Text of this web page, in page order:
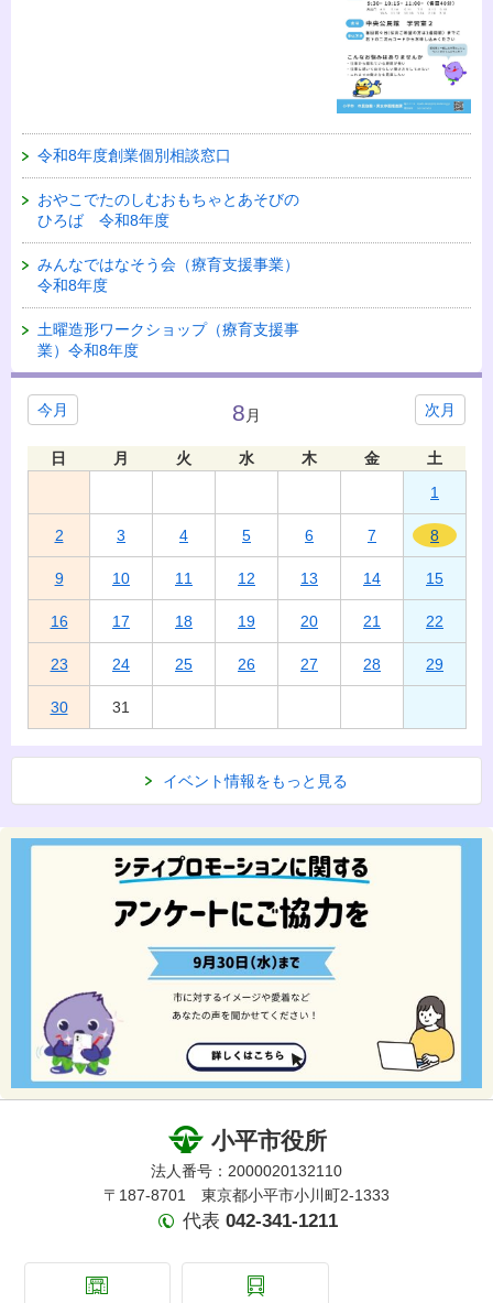
令和8年度創業個別相談窓口
おやこでたのしむおもちゃとあそびの
ひろば 令和8年度
みんなではなそう会（療育支援事業）
令和8年度
土曜造形ワークショップ（療育支援事
業）令和8年度
今月 次月
8月
日 月 火 水 木 金
土
1
2 3 4 5 6 7 8
9 10 11 12 13 14 15
16 17 18 19 20 21 22
23 24 25 26 27 28 29
30 31
イベント情報をもっと見る
小平市役所
法人番号：2000020132110
〒187-8701 東京都小平市小川町2-1333
代表 042-341-1211